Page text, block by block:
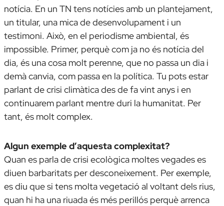
notícia. En un TN tens notícies amb un plantejament,
un titular, una mica de desenvolupament i un
testimoni. Això, en el periodisme ambiental, és
impossible. Primer, perquè com ja no és notícia del
dia, és una cosa molt perenne, que no passa un dia i
demà canvia, com passa en la política. Tu pots estar
parlant de crisi climàtica des de fa vint anys i en
continuarem parlant mentre duri la humanitat. Per
tant, és molt complex.
Algun exemple d’aquesta complexitat?
Quan es parla de crisi ecològica moltes vegades es
diuen barbaritats per desconeixement. Per exemple,
es diu que si tens molta vegetació al voltant dels rius,
quan hi ha una riuada és més perillós perquè arrenca